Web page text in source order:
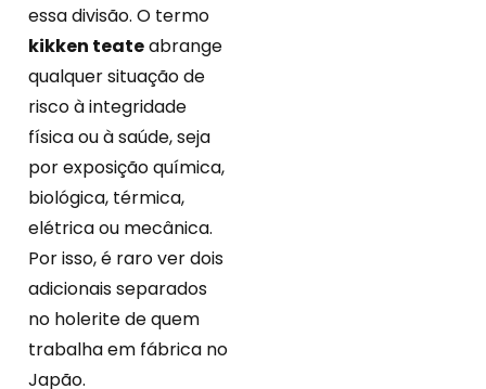
essa divisão. O termo
kikken teateabrange
qualquer situação de
risco à integridade
física ou à saúde, seja
por exposição química,
biológica, térmica,
elétrica ou mecânica.
Por isso, é raro ver dois
adicionais separados
no holerite de quem
trabalha em fábrica no
Japão.